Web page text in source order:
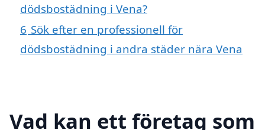
dödsbostädning i Vena?
6 Sök efter en professionell för
dödsbostädning i andra städer nära Vena
Vad kan ett företag som